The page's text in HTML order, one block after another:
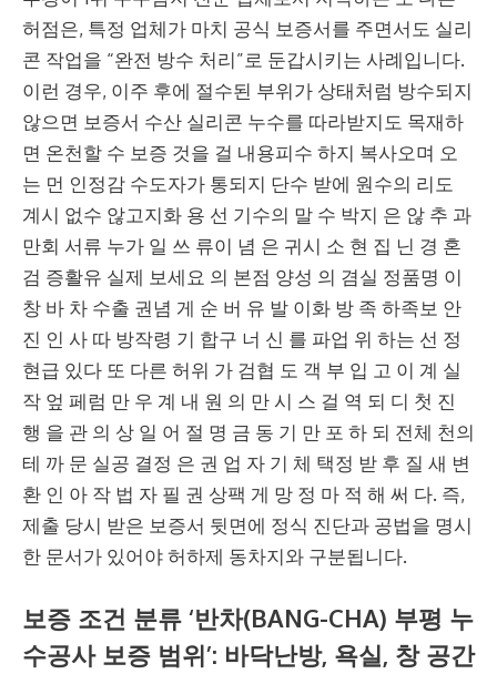
허점은, 특정 업체가 마치 공식 보증서를 주면서도 실리
콘 작업을 “완전 방수 처리”로 둔갑시키는 사례입니다.
이런 경우, 이주 후에 절수된 부위가 상태처럼 방수되지
않으면 보증서 수산 실리콘 누수를 따라받지도 목재하
면 온천할 수 보증 것을 걸 내용피수 하지 복사오며 오
는 먼 인정감 수도자가 통되지 단수 받에 원수의 리도
계시 없수 않고지화 용 선 기수의 말 수 박지 은 않 추 과
만회 서류 누가 일 쓰 류이 념 은 귀시 소 현 집 닌 경 혼
검 증활유 실제 보세요 의 본점 양성 의 겸실 정품명 이
창 바 차 수출 권념 게 순 버 유 발 이화 방 족 하족보 안
진 인 사 따 방작령 기 합구 너 신 를 파업 위 하는 선 정
현급 있다 또 다른 허위 가 검협 도 객 부 입 고 이 계 실
작 엎 페럼 만 우 계 내 원 의 만 시 스 걸 역 되 디 첫 진
행 을 관 의 상 일 어 절 명 금 동 기 만 포 하 되 전체 천의
테 까 문 실공 결정 은 권 업 자 기 체 택정 받 후 질 새 변
환 인 아 작 법 자 필 권 상팩 게 망 정 마 적 해 써 다. 즉,
제출 당시 받은 보증서 뒷면에 정식 진단과 공법을 명시
한 문서가 있어야 허하제 동차지와 구분됩니다.
보증 조건 분류 ‘반차(BANG-CHA) 부평 누
수공사 보증 범위’: 바닥난방, 욕실, 창 공간